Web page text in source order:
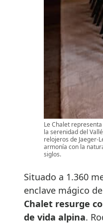
Le Chalet
la serenidad del
relojeros de Jaeger-
armonía con la
siglos.
Situado a 1.360
enclave mágico
Chalet resurge
de vida alpina.